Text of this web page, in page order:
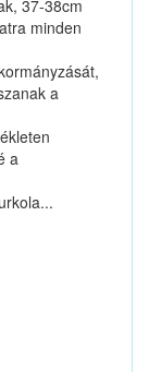
37-38cm
minden
a
a